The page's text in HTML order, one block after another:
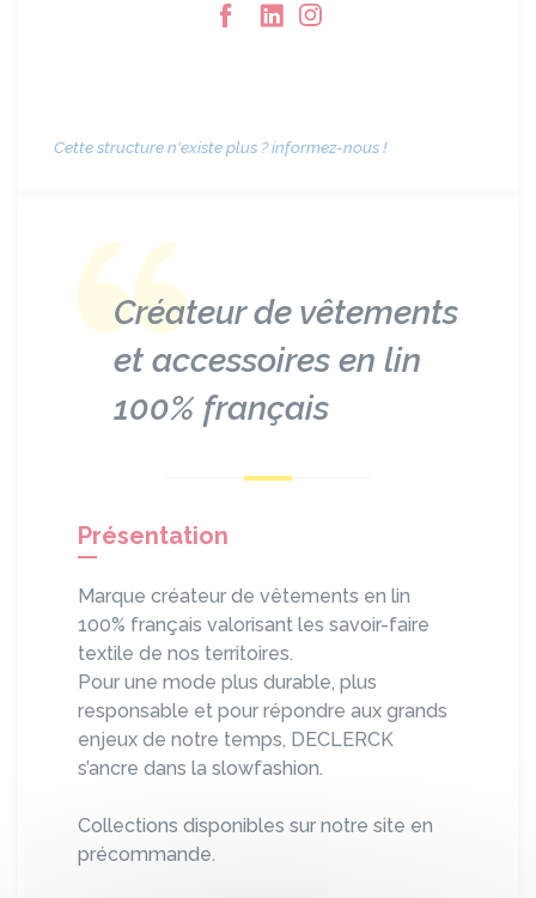
Cette structure n'existe plus ? informez-nous !
Créateur de vêtements
et accessoires en lin
100% français
Présentation
Marque créateur de vêtements en lin
100% français valorisant les savoir-faire
textile de nos territoires.
Pour une mode plus durable, plus
responsable et pour répondre aux grands
enjeux de notre temps, DECLERCK
s’ancre dans la slowfashion.
Collections disponibles sur notre site en
précommande.